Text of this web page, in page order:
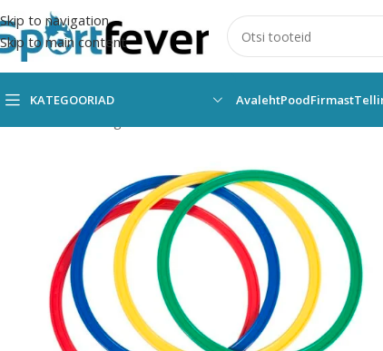
Skip to navigation
Skip to main content
KATEGOORIAD AvalehtPoodFirmast